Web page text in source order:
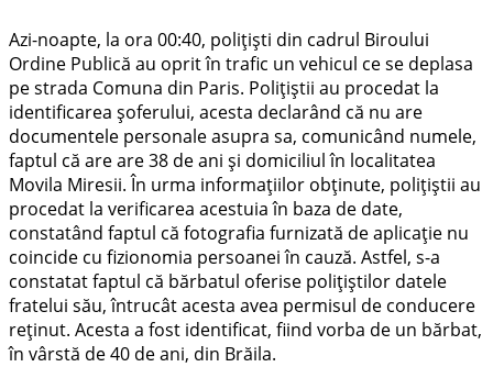
Azi-noapte, la ora 00:40, polițiști din cadrul Biroului
Ordine Publică au oprit în trafic un vehicul ce se deplasa
pe strada Comuna din Paris. Polițiștii au procedat la
identificarea șoferului, acesta declarând că nu are
documentele personale asupra sa, comunicând numele,
faptul că are are 38 de ani și domiciliul în localitatea
Movila Miresii. În urma informațiilor obținute, polițiștii au
procedat la verificarea acestuia în baza de date,
constatând faptul că fotografia furnizată de aplicație nu
coincide cu fizionomia persoanei în cauză. Astfel, s-a
constatat faptul că bărbatul oferise polițiștilor datele
fratelui său, întrucât acesta avea permisul de conducere
reținut. Acesta a fost identificat, fiind vorba de un bărbat,
în vârstă de 40 de ani, din Brăila.